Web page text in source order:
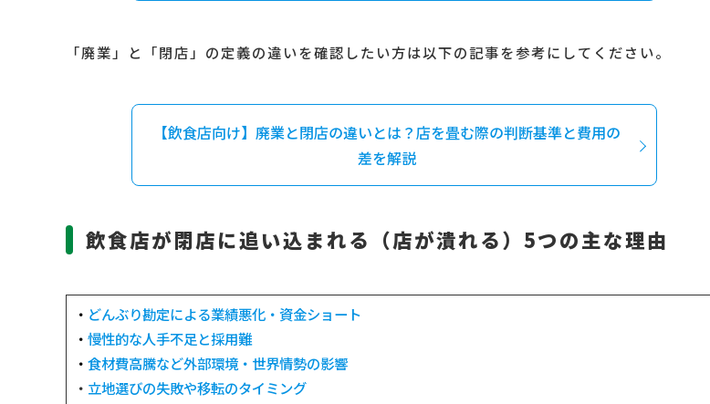
「廃業」と「閉店」の定義の違いを確認したい方は以下の記事を参考にしてください。
【飲食店向け】廃業と閉店の違いとは？店を畳む際の判断基準と費用の
差を解説
飲食店が閉店に追い込まれる（店が潰れる）5つの主な理由
・ どんぶり勘定による業績悪化・資金ショート
・ 慢性的な人手不足と採用難
・ 食材費高騰など外部環境・世界情勢の影響
・ 立地選びの失敗や移転のタイミング